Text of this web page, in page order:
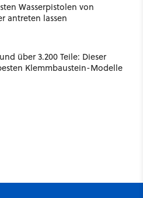
Wasserpistolen von
antreten lassen
über 3.200 Teile: Dieser
Klemmbaustein-Modelle